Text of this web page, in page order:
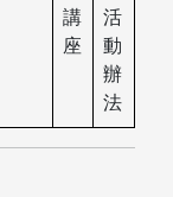
講
座
活
動
辦
法